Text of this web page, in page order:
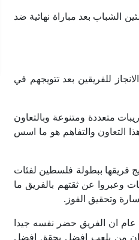
الشباب بعد مباراة نهائية ضد
للفريقين بعد تتويجهم في
متعددة ومتنوعة وبالتعاون
التعاون والتفاهم هو ما اسس
فريقها ببطولة فلسطين لفئات
وعبروا عن ثقتهم بالفريق ما
وتحقيق الفوز.
من ناحيته قال اللاعب ادم الصوص بعد تتويج فريقه ببطولة فلسطين للفئات العمرية تحت ال ١٦ عام ان الفريق حضر نفسه جيدا
ان من يلعب افضل يحقق افضل